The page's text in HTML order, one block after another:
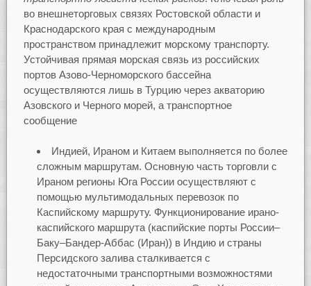
во внешнеторговых связях Ростовской области и
Краснодарского края с международным
пространством принадлежит морскому транспорту.
Устойчивая прямая морская связь из российских
портов Азово-Черноморского бассейна
осуществляются лишь в Турцию через акваторию
Азовского и Черного морей, а транспортное
сообщение
Индией, Ираном и Китаем выполняется по более
сложным маршрутам. Основную часть торговли с
Ираном регионы Юга России осуществляют с
помощью мультимодальных перевозок по
Каспийскому маршруту. Функционирование ирано-
каспийского маршрута (каспийские порты России–
Баку–Бандер-Аббас (Иран)) в Индию и страны
Персидского залива сталкивается с
недостаточными транспортными возможностями